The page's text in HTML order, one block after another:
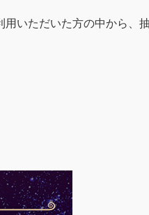
いただいた方の中から、